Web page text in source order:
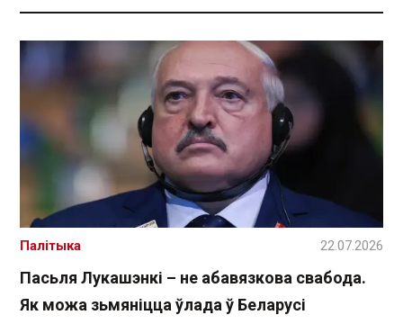
Пасьля Лукашэнкі – не абавязкова свабода.
Як можа зьмяніцца ўлада ў Беларусі
Палітыка 22.07.2026